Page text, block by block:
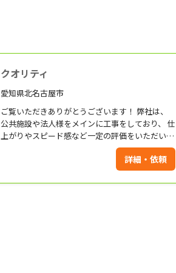
クオリティ
愛知県北名古屋市
ご覧いただきありがとうございます！ 弊社は、
公共施設や法人様をメインに工事をしており、 仕
上がりやスピード感など一定の評価をいただいて
おります。 長年の経験による丁寧な施工を実施致
します。 是非お気軽にお問い合わせください！
詳細・依頼